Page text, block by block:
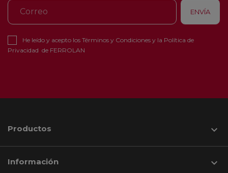
He leído y acepto los Términos y Condiciones y la Política de
Privacidad de FERROLAN
Productos 
Información 